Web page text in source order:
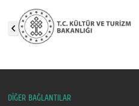
DİĞER BAĞLANTILAR